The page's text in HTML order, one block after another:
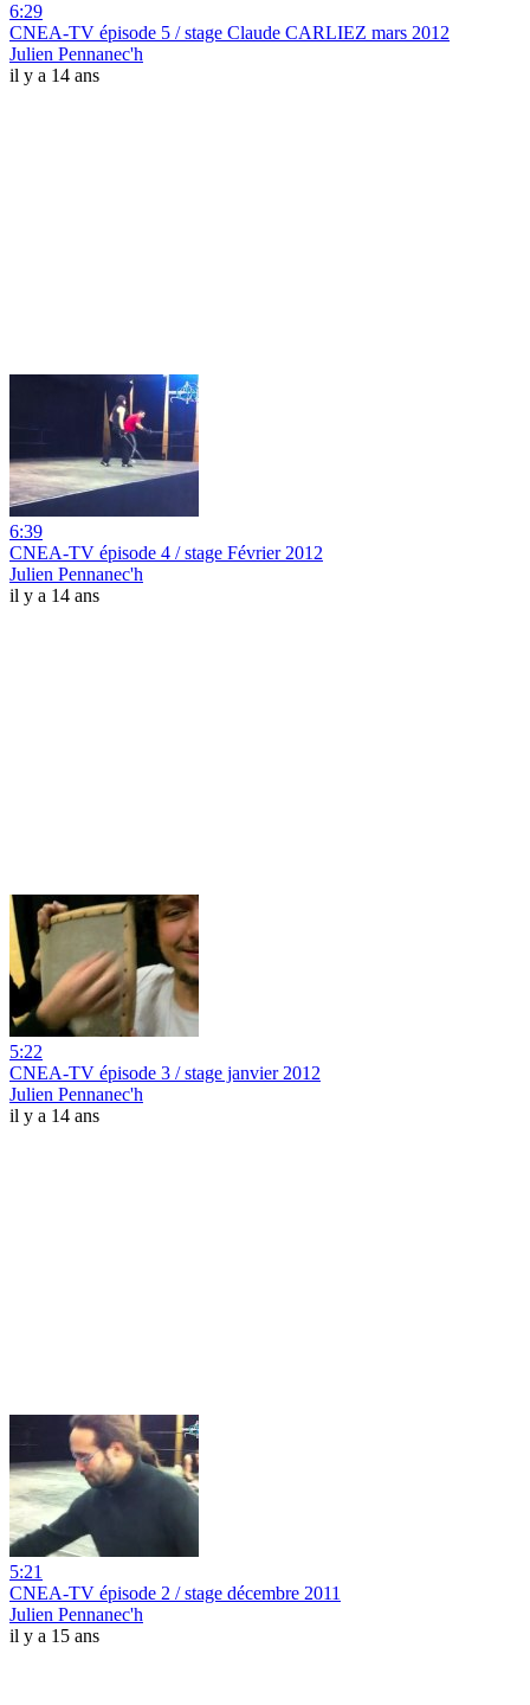
6:29
CNEA-TV épisode 5 / stage Claude CARLIEZ mars 2012
Julien Pennanec'h
il y a 14 ans
6:39
CNEA-TV épisode 4 / stage Février 2012
Julien Pennanec'h
il y a 14 ans
5:22
CNEA-TV épisode 3 / stage janvier 2012
Julien Pennanec'h
il y a 14 ans
5:21
CNEA-TV épisode 2 / stage décembre 2011
Julien Pennanec'h
il y a 15 ans